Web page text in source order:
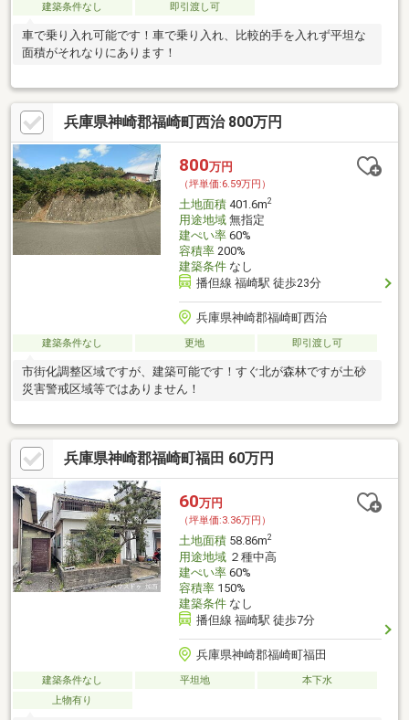
建築条件なし 即引渡し可
車で乗り入れ可能です！車で乗り入れ、比較的手を入れず平坦な
面積がそれなりにあります！
兵庫県神崎郡福崎町西治 800万円
800万円
（坪単価:6.59万円）
土地面積401.6m2
用途地域無指定
建ぺい率60%
容積率200%
建築条件なし
播但線 福崎駅 徒歩23分
兵庫県神崎郡福崎町西治
建築条件なし 更地 即引渡し可
市街化調整区域ですが、建築可能です！すぐ北が森林ですが土砂
災害警戒区域等ではありません！
兵庫県神崎郡福崎町福田 60万円
60万円
（坪単価:3.36万円）
土地面積58.86m2
用途地域２種中高
建ぺい率60%
容積率150%
建築条件なし
播但線 福崎駅 徒歩7分
兵庫県神崎郡福崎町福田
建築条件なし 平坦地
本下水
上物有り